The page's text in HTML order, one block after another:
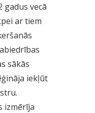
gadus vecā
ar tiem
sākās
iekļūt
izmērīja